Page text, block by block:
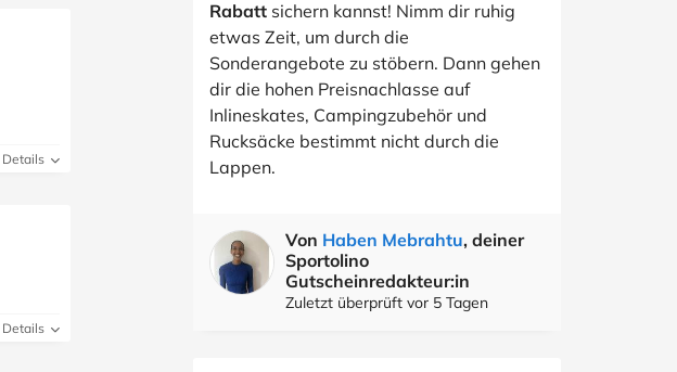
Details
Details
Rabatt sichern kannst! Nimm dir ruhig
etwas Zeit, um durch die
Sonderangebote zu stöbern. Dann gehen
dir die hohen Preisnachlasse auf
Inlineskates, Campingzubehör und
Rucksäcke bestimmt nicht durch die
Lappen.
Von Haben Mebrahtu, deiner
Sportolino
Gutscheinredakteur:in
Zuletzt überprüft vor 5 Tagen